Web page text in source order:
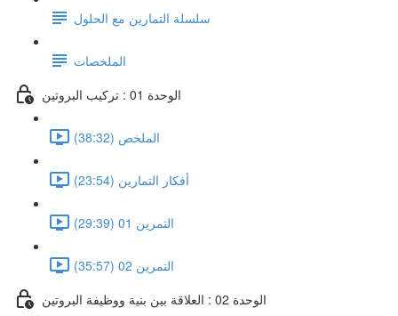
سلسلة التمارين مع الحلول
الملخصات
الوحدة 01 : تركيب البروتين
الملخص (38:32)
أفكار التمارين (23:54)
التمرين 01 (29:39)
التمرين 02 (35:57)
الوحدة 02 : العلاقة بين بنية ووظيفة البروتين